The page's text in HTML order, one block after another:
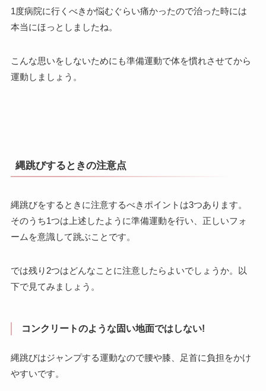
1度病院に行くべきか悩むぐらい痛かったので治った時には
本当にほっとしましたね。
こんな思いをしないためにも準備運動で体を慣れさせてから
運動しましょう。
縄跳びするときの注意点
縄跳びをするときに注意するべきポイントは3つあります。
そのうち1つは上述したように準備運動を行い、正しいフォ
ームを意識して跳ぶことです。
では残り2つはどんなことに注意したらよいでしょうか。以
下で見てみましょう。
コンクリートのような固い地面ではしない!
縄跳びはジャンプする運動なので腰や膝、足首に負担をかけ
やすいです。